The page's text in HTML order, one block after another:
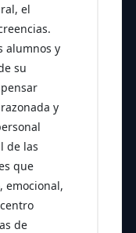
el
alumnos y
su
y
de las
que
emocional,
de